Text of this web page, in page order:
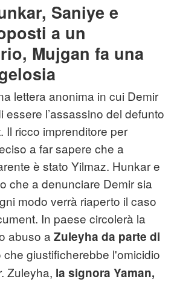
Saniye e
a un
Mujgan fa una
lettera anonima in cui Demir
l’assassino del defunto
Il ricco imprenditore per
a far sapere che a
è stato Yilmaz. Hunkar e
che a denunciare Demir sia
modo verrà riaperto il caso
In paese circolerà la
abuso a Zuleyha da parte di
che giustificherebbe l'omicidio
Zuleyha, la signora Yaman,